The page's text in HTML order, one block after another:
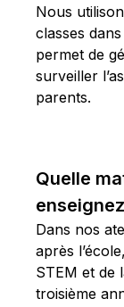
Nous
classes
permet de
surveiller
parents.
Quelle
Dans nos
après
STEM et de
troisième